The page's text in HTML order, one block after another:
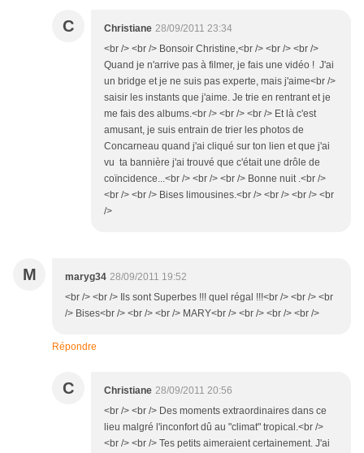
C Christiane 28/09/2011 23:34
<br /> <br /> Bonsoir Christine,<br /> <br /> <br />
Quand je n'arrive pas à filmer, je fais une vidéo ! J'ai
un bridge et je ne suis pas experte, mais j'aime<br />
saisir les instants que j'aime. Je trie en rentrant et je
me fais des albums.<br /> <br /> <br /> Et là c'est
amusant, je suis entrain de trier les photos de
Concarneau quand j'ai cliqué sur ton lien et que j'ai
vu ta bannière j'ai trouvé que c'était une drôle de
coïncidence...<br /> <br /> <br /> Bonne nuit .<br />
<br /> <br /> Bises limousines.<br /> <br /> <br /> <br
/>
M maryg34 28/09/2011 19:52
<br /> <br /> Ils sont Superbes !!! quel régal !!!<br /> <br /> <br
/> Bises<br /> <br /> <br /> MARY<br /> <br /> <br /> <br />
Répondre
C Christiane 28/09/2011 20:56
<br /> <br /> Des moments extraordinaires dans ce
lieu malgré l'inconfort dû au "climat" tropical.<br />
<br /> <br /> Tes petits aimeraient certainement. J'ai